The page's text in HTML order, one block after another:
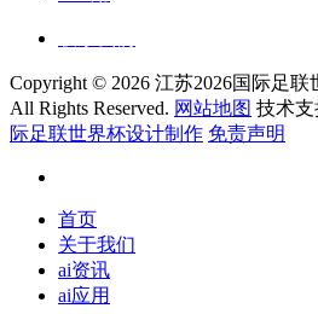
Copyright © 2026 江苏2026国际足
All Rights Reserved. 网站地图 技术支
际足联世界杯设计制作 免责声明
首页
关于我们
ai资讯
ai应用